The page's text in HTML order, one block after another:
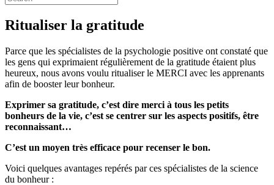
Ritualiser la gratitude
Parce que les spécialistes de la psychologie positive ont constaté que
les gens qui exprimaient régulièrement de la gratitude étaient plus
heureux, nous avons voulu ritualiser le MERCI avec les apprenants
afin de booster leur bonheur.
Exprimer sa gratitude, c’est dire merci à tous les petits
bonheurs de la vie, c’est se centrer sur les aspects positifs, être
reconnaissant…
C’est un moyen très efficace pour recenser le bon.
Voici quelques avantages repérés par ces spécialistes de la science
du bonheur :